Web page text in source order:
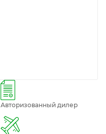
Авторизованный дилер